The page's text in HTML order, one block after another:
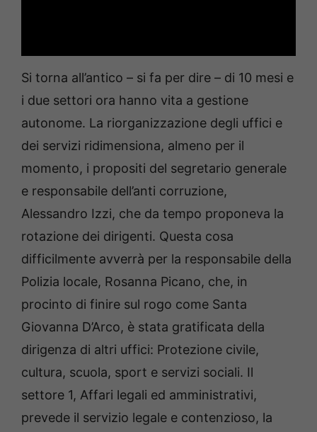
Si torna all’antico – si fa per dire – di 10 mesi e
i due settori ora hanno vita a gestione
autonome. La riorganizzazione degli uffici e
dei servizi ridimensiona, almeno per il
momento, i propositi del segretario generale
e responsabile dell’anti corruzione,
Alessandro Izzi, che da tempo proponeva la
rotazione dei dirigenti. Questa cosa
difficilmente avverrà per la responsabile della
Polizia locale, Rosanna Picano, che, in
procinto di finire sul rogo come Santa
Giovanna D’Arco, è stata gratificata della
dirigenza di altri uffici: Protezione civile,
cultura, scuola, sport e servizi sociali. Il
settore 1, Affari legali ed amministrativi,
prevede il servizio legale e contenzioso, la